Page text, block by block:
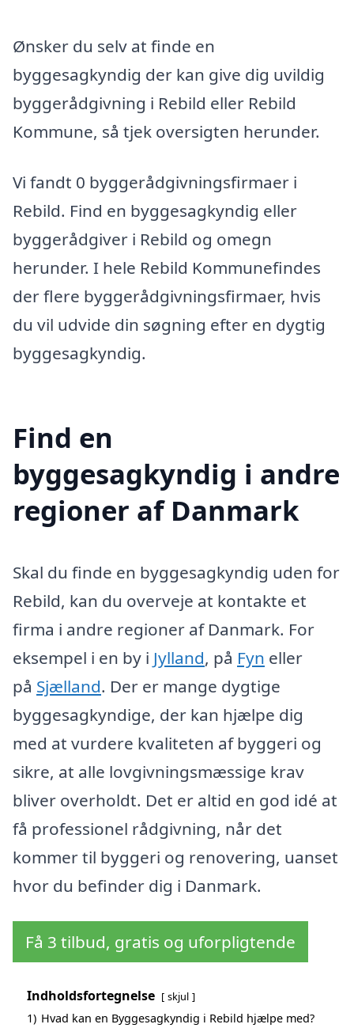
Ønsker du selv at finde en
byggesagkyndig der kan give dig uvildig
byggerådgivning i Rebild eller Rebild
Kommune, så tjek oversigten herunder.
Vi fandt 0 byggerådgivningsfirmaer i
Rebild. Find en byggesagkyndig eller
byggerådgiver i Rebild og omegn
herunder. I hele Rebild Kommunefindes
der flere byggerådgivningsfirmaer, hvis
du vil udvide din søgning efter en dygtig
byggesagkyndig.
Find en
byggesagkyndig i andre
regioner af Danmark
Skal du finde en byggesagkyndig uden for
Rebild, kan du overveje at kontakte et
firma i andre regioner af Danmark. For
eksempel i en by i Jylland, på Fyn eller
på Sjælland. Der er mange dygtige
byggesagkyndige, der kan hjælpe dig
med at vurdere kvaliteten af byggeri og
sikre, at alle lovgivningsmæssige krav
bliver overholdt. Det er altid en god idé at
få professionel rådgivning, når det
kommer til byggeri og renovering, uanset
hvor du befinder dig i Danmark.
Få 3 tilbud, gratis og uforpligtende
Indholdsfortegnelse skjul
1) Hvad kan en Byggesagkyndig i Rebild hjælpe med?